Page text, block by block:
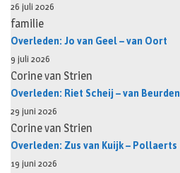
26 juli 2026
familie
Overleden: Jo van Geel – van Oort
9 juli 2026
Corine van Strien
Overleden: Riet Scheij – van Beurden
29 juni 2026
Corine van Strien
Overleden: Zus van Kuijk – Pollaerts
19 juni 2026